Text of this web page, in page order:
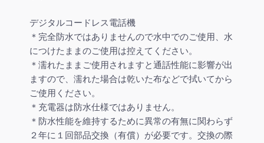
デジタルコードレス電話機
＊完全防水ではありませんので水中でのご使用、水
につけたままのご使用は控えてください。
＊濡れたままご使用されますと通話性能に影響が出
ますので、濡れた場合は乾いた布などで拭いてから
ご使用ください。
＊充電器は防水仕様ではありません。
＊防水性能を維持するために異常の有無に関わらず
２年に１回部品交換（有償）が必要です。交換の際